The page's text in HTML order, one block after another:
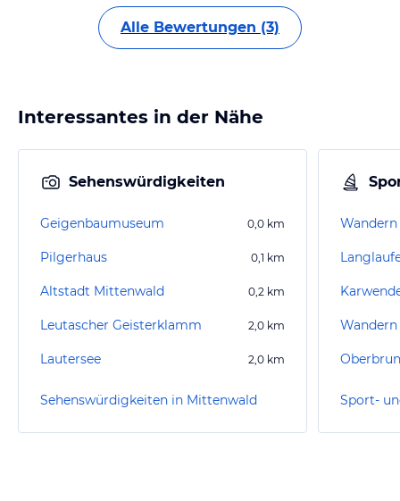
Alle Bewertungen (3)
Interessantes in der Nähe
Sehenswürdigkeiten
Geigenbaumuseum 0,0 km
Pilgerhaus 0,1 km
Altstadt Mittenwald 0,2 km
Leutascher Geisterklamm 2,0 km
Lautersee 2,0 km
Sehenswürdigkeiten in Mittenwald